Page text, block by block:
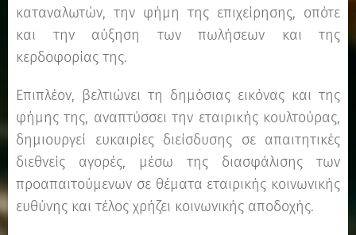
καταναλωτών, την φήμη της επιχείρησης, οπότε
και την αύξηση των πωλήσεων και της
κερδοφορίας της.
Επιπλέον, βελτιώνει τη δημόσιας εικόνας και της
φήμης της, αναπτύσσει την εταιρικής κουλτούρας,
δημιουργεί ευκαιρίες διείσδυσης σε απαιτητικές
διεθνείς αγορές, μέσω της διασφάλισης των
προαπαιτούμενων σε θέματα εταιρικής κοινωνικής
ευθύνης και τέλος χρήζει κοινωνικής αποδοχής.